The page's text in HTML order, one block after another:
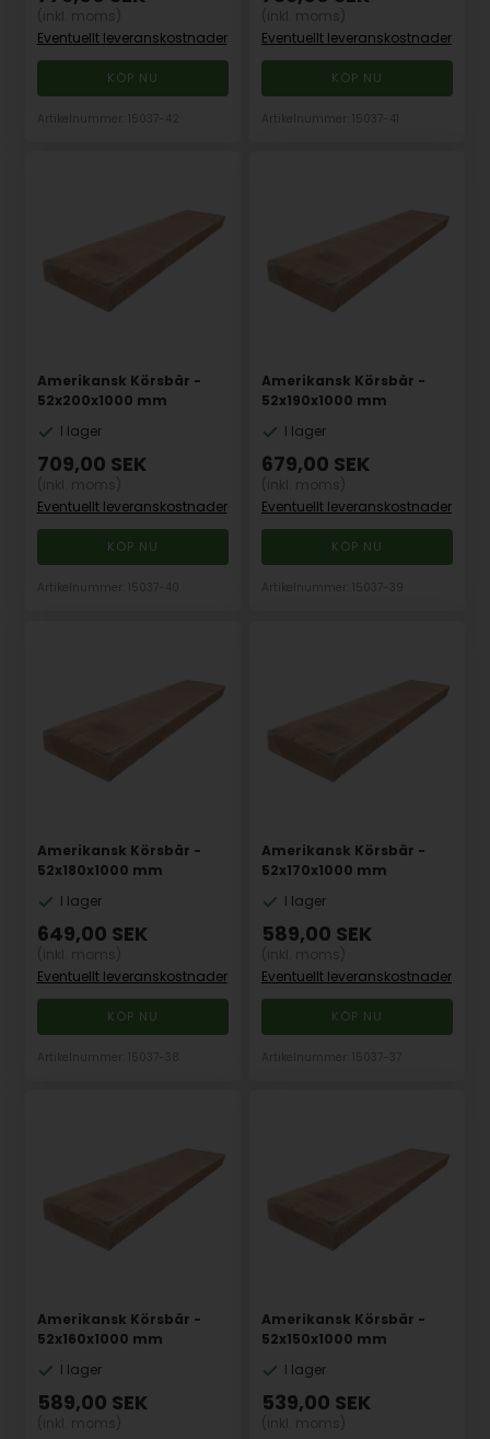
Eventuellt leveranskostnader
Eventuellt leveranskostnader
Amerikansk Körsbär -
52x200x1000 mm
I lager
709,00 SEK
Eventuellt leveranskostnader
Amerikansk Körsbär -
52x190x1000 mm
I lager
679,00 SEK
Eventuellt leveranskostnader
Amerikansk Körsbär -
52x180x1000 mm
I lager
649,00 SEK
Eventuellt leveranskostnader
Amerikansk Körsbär -
52x170x1000 mm
I lager
589,00 SEK
Eventuellt leveranskostnader
Amerikansk Körsbär -
52x160x1000 mm
I lager
589,00 SEK
Amerikansk Körsbär -
52x150x1000 mm
I lager
539,00 SEK